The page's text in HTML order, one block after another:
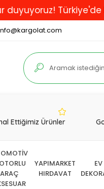
Türkiye'de En İyi
Ettiğimiz Ürünler
ARAÇ
YAPIMARKET
HIRDAVAT